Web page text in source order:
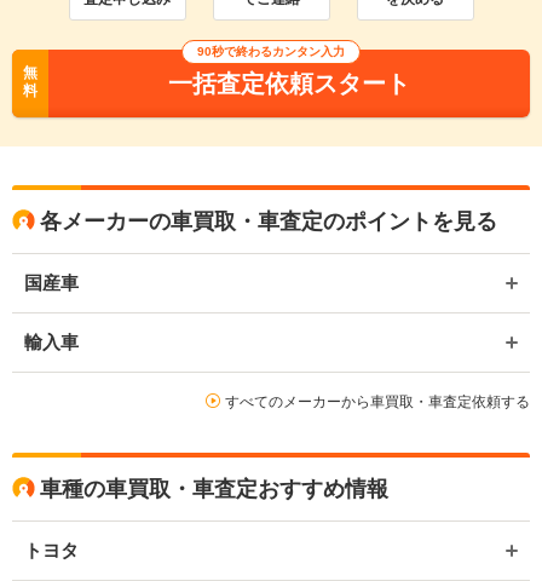
無
料
90秒で終わるカンタン入力
一括査定依頼スタート
各メーカーの車買取・車査定のポイントを見る
国産車
輸入車
すべてのメーカーから車買取・車査定依頼する
車種の車買取・車査定おすすめ情報
トヨタ